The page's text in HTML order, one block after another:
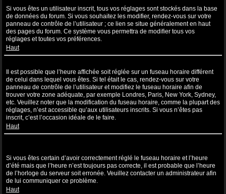
Si vous êtes un utilisateur inscrit, tous vos réglages sont stockés dans la base
de données du forum. Si vous souhaitez les modifier, rendez-vous sur votre
panneau de contrôle de l’utilisateur ; ce lien se situe généralement en haut
des pages du forum. Ce système vous permettra de modifier tous vos
réglages et toutes vos préférences.
Haut
Il est possible que l’heure affichée soit réglée sur un fuseau horaire différent
de celui dans lequel vous êtes. Si tel était le cas, rendez-vous sur votre
panneau de contrôle de l’utilisateur et modifiez le fuseau horaire afin de
trouver votre zone adéquate, par exemple Londres, Paris, New York, Sydney,
etc. Veuillez noter que la modification du fuseau horaire, comme la plupart des
réglages, n’est accessible qu’aux utilisateurs inscrits. Si vous n’êtes pas
inscrit, c’est l’occasion idéale de le faire.
Haut
Si vous êtes certain d’avoir correctement réglé le fuseau horaire et l’heure
d’été mais que l’heure n’est toujours pas correcte, il est probable que l’heure
de l’horloge du serveur soit erronée. Veuillez contacter un administrateur afin
de lui communiquer ce problème.
Haut